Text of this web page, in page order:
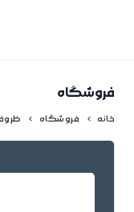
فروشگاه
خانه فروشگاه